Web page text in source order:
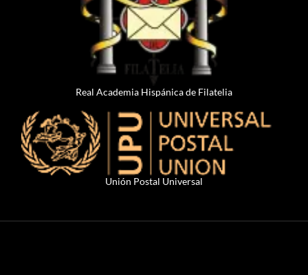
Real Academia Hispánica de Filatelia
Unión Postal Universal